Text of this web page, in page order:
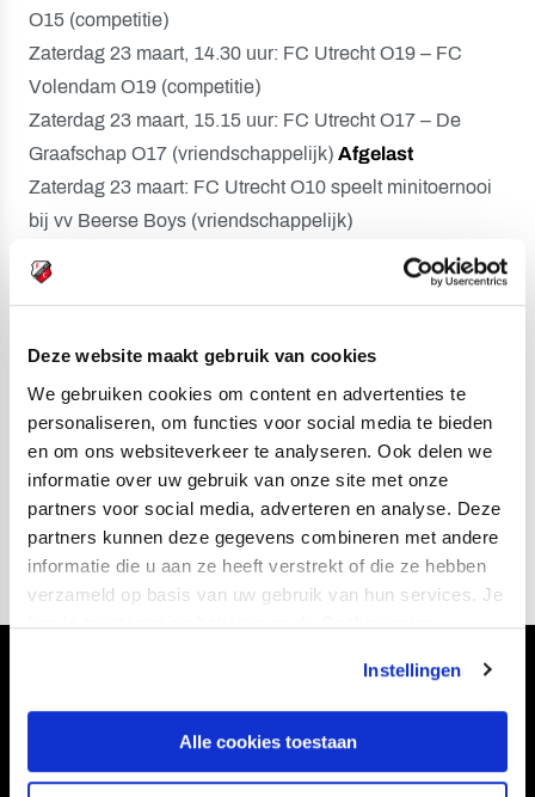
Deze website maakt gebruik van cookies
We gebruiken cookies om content en advertenties te
personaliseren, om functies voor social media te bieden
en om ons websiteverkeer te analyseren. Ook delen we
informatie over uw gebruik van onze site met onze
partners voor social media, adverteren en analyse. Deze
partners kunnen deze gegevens combineren met andere
informatie die u aan ze heeft verstrekt of die ze hebben
verzameld op basis van uw gebruik van hun services. Je
kan je toestemming beheren op de Cookiepagina.
Instellingen
Alle cookies toestaan
O15 (competitie)
Zaterdag 23 maart, 14.30 uur: FC Utrecht O19 – FC
Volendam O19 (competitie)
Zaterdag 23 maart, 15.15 uur: FC Utrecht O17 – De
Graafschap O17 (vriendschappelijk) Afgelast
Zaterdag 23 maart: FC Utrecht O10 speelt minitoernooi
bij vv Beerse Boys (vriendschappelijk)
Zondag 24 maart, 12.00 uur: De Graafschap O16 –
FC Utrecht O16 (competitie)
Thuiswedstrijden van de jeugdteams van FC Utrecht
worden, tenzij anders vermeld, gespeeld op
Sportcomplex Zoudenbalch in Utrecht. De entree is altijd
gratis. Kom gerust eens kijken!
Onder voorbehoud van wijzigingen en afgelastingen.